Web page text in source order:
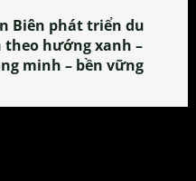
Biên phát triển du
theo hướng xanh –
minh – bền vững